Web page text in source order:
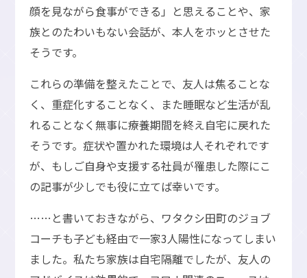
顔を見ながら食事ができる」と思えることや、家
族とのたわいもない会話が、本人をホッとさせた
そうです。
これらの準備を整えたことで、友人は焦ることな
く、重症化することなく、また睡眠など生活が乱
れることなく無事に療養期間を終え自宅に戻れた
そうです。症状や置かれた環境は人それぞれです
が、もしご自身や支援する社員が罹患した際にこ
の記事が少しでも役に立てば幸いです。
……と書いておきながら、ワタクシ田町のジョブ
コーチも子ども経由で一家3人陽性になってしまい
ました。私たち家族は自宅隔離でしたが、友人の